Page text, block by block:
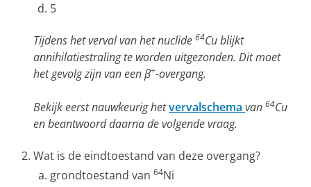
5
Tijdens het verval van het nuclide 64Cu blijkt
annihilatiestraling te worden uitgezonden. Dit moet
het gevolg zijn van een β+-overgang.
Bekijk eerst nauwkeurig hetvervalschema van 64Cu
en beantwoord daarna de volgende vraag.
Wat is de eindtoestand van deze overgang?
grondtoestand van 64Ni